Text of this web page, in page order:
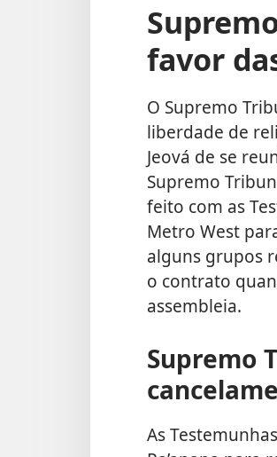
favor
O Supremo
liberdade de
Jeová de se
Supremo
feito com as
Metro West
alguns grupos
o contrato
assembleia.
Supremo
As